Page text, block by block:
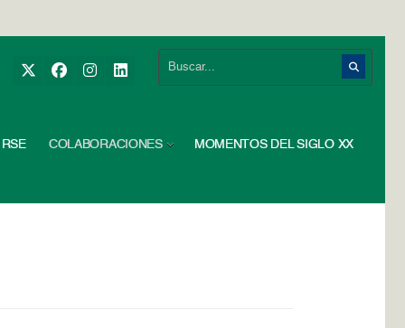
RSE COLABORACIONES MOMENTOS DEL SIGLO XX